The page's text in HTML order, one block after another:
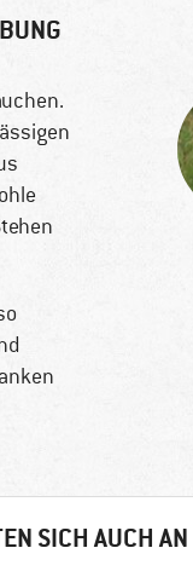
SICH AUCH AN